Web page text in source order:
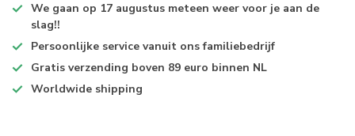
We gaan op 17 augustus meteen weer voor je aan de
slag!!
Persoonlijke service vanuit ons familiebedrijf
Gratis verzending boven 89 euro binnen NL
Worldwide shipping